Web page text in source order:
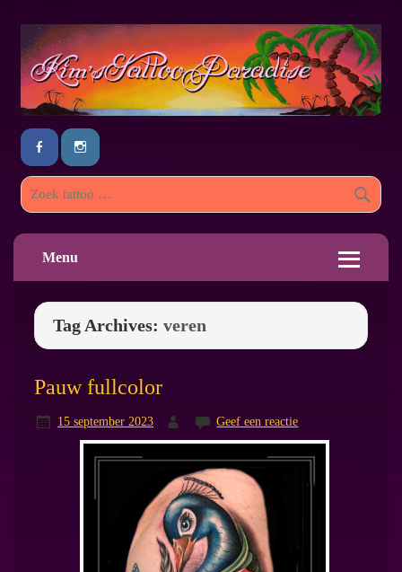
Menu
Tag Archives: veren
Pauw fullcolor
15 september 2023 Geef een reactie